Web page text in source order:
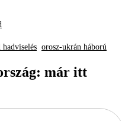
orosz-ukrán háború
már itt